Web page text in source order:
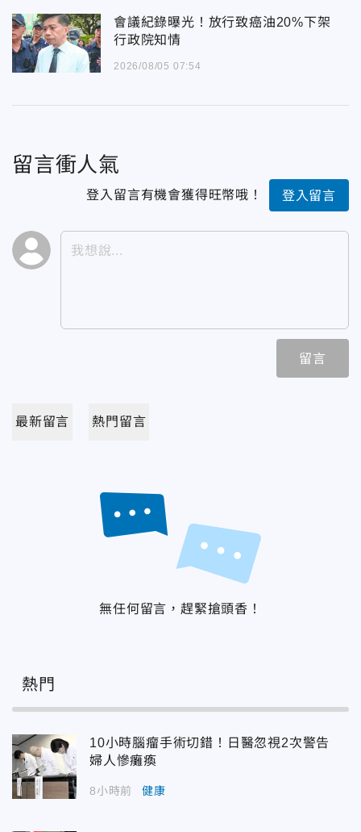
會議紀錄曝光！放行致癌油20%下架
行政院知情
2026/08/05 07:54
留言衝人氣
登入留言有機會獲得旺幣哦！ 登入留言
留言
最新留言 熱門留言
無任何留言，趕緊搶頭香！
熱門
10小時腦瘤手術切錯！日醫忽視2次警告
婦人慘癱瘓
8小時前 健康